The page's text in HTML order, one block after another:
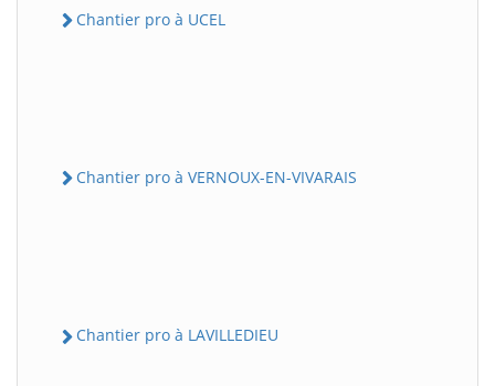
Chantier pro à UCEL
Chantier pro à VERNOUX-EN-VIVARAIS
Chantier pro à LAVILLEDIEU